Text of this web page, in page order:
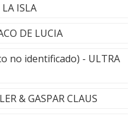
ISLA
DE LUCIA
no identificado) - ULTRA
& GASPAR CLAUS